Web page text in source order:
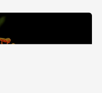
“红山茶花”基因】